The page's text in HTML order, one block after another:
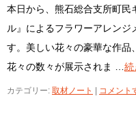
本日から、熊石総合支所町民
ル』によるフラワーアレンジ
す。美しい花々の豪華な作品
花々の数々が展示されま … 続
カテゴリー: 取材ノート コメント